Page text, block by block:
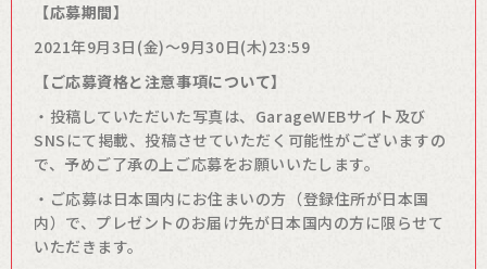
【応募期間】
2021年9月3日(金)～9月30日(木)23:59
【ご応募資格と注意事項について】
・投稿していただいた写真は、GarageWEBサイト及び
SNSにて掲載、投稿させていただく可能性がございますの
で、予めご了承の上ご応募をお願いいたします。
・ご応募は日本国内にお住まいの方（登録住所が日本国
内）で、プレゼントのお届け先が日本国内の方に限らせて
いただきます。